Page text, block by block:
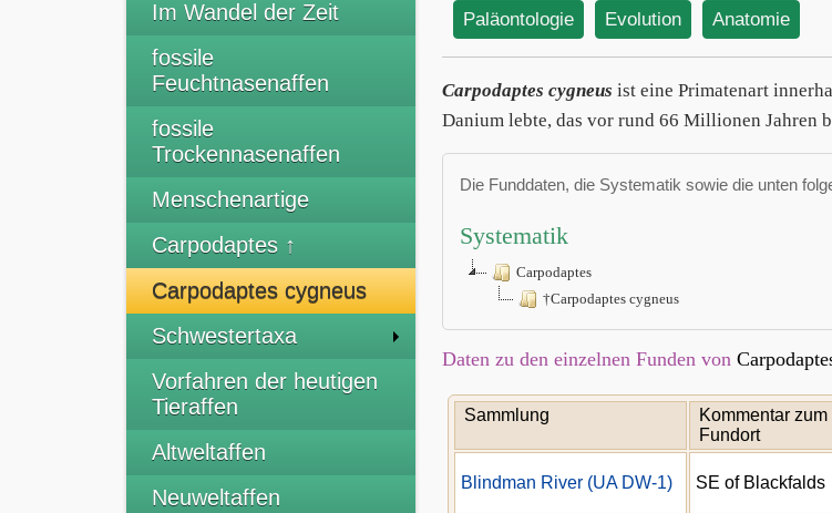
Im Wandel der Zeit
fossile
Feuchtnasenaffen
fossile
Trockennasenaffen
Menschenartige
Carpodaptes ↑
Carpodaptes cygneus
Schwestertaxa
Vorfahren der heutigen
Tieraffen
Altweltaffen
Neuweltaffen
Paläontologie Evolution Anatomie
Carpodaptes cygneus ist eine Primatenart
Danium lebte, das vor rund 66 Millionen Jahren
Die Funddaten, die Systematik sowie die unten
Systematik
Carpodaptes
†Carpodaptes cygneus
Daten zu den einzelnen Funden von
Sammlung
Kommentar zum
Fundort
Blindman River (UA DW-1) SE of Blackfalds